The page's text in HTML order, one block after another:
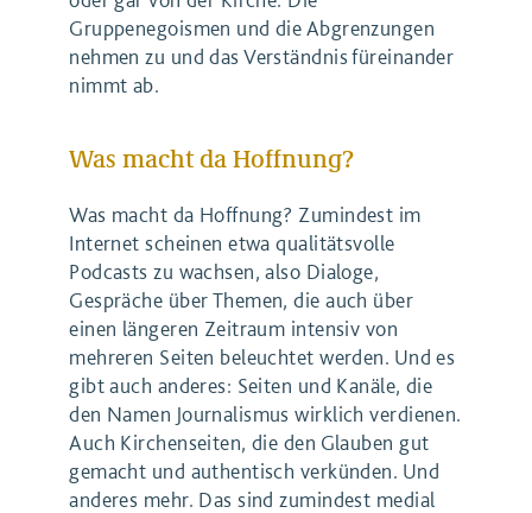
Gruppenegoismen und die Abgrenzungen
nehmen zu und das Verständnis füreinander
nimmt ab.
Was macht da Hoffnung?
Was macht da Hoffnung? Zumindest im
Internet scheinen etwa qualitätsvolle
Podcasts zu wachsen, also Dialoge,
Gespräche über Themen, die auch über
einen längeren Zeitraum intensiv von
mehreren Seiten beleuchtet werden. Und es
gibt auch anderes: Seiten und Kanäle, die
den Namen Journalismus wirklich verdienen.
Auch Kirchenseiten, die den Glauben gut
gemacht und authentisch verkünden. Und
anderes mehr. Das sind zumindest medial